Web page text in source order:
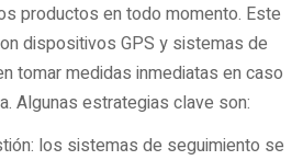
productos en todo momento. Este
dispositivos GPS y sistemas de
tomar medidas inmediatas en caso
Algunas estrategias clave son:
los sistemas de seguimiento se